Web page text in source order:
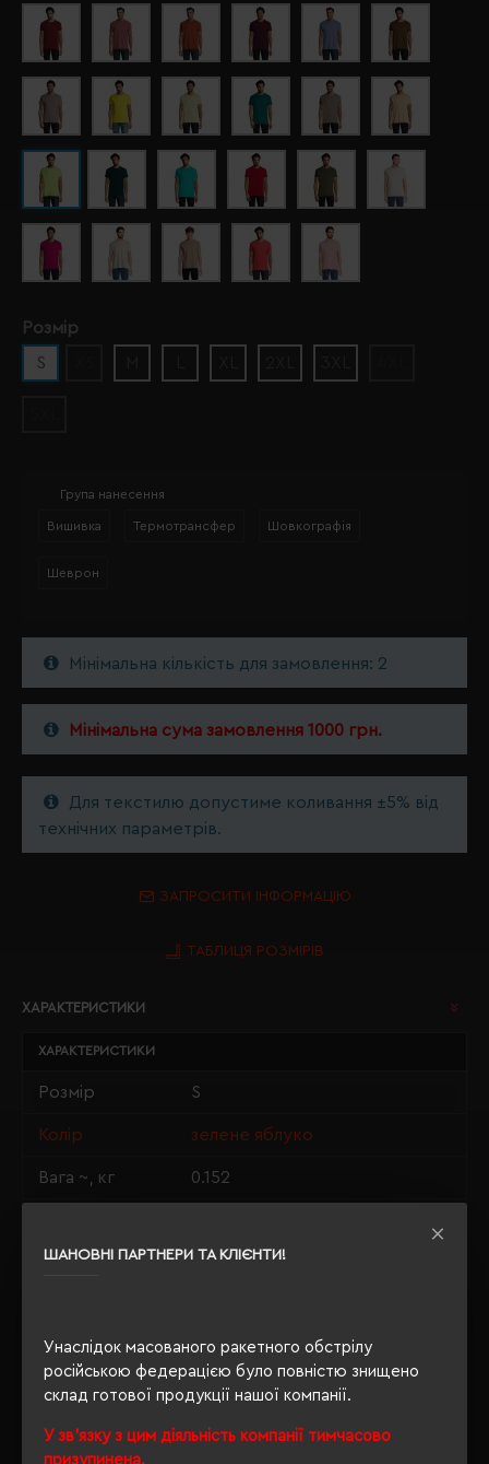
ШАНОВНІ ПАРТНЕРИ ТА КЛІЄНТИ!
Унаслідок масованого ракетного обстрілу
російською федерацією було повністю знищено
склад готової продукції нашої компанії.
У зв'язку з цим діяльність компанії тимчасово
призупинена.
Розмір
S
Група нанесення
Вишивка Термотрансфер Шовкографія
Шеврон
Мінімальна кількість для замовлення: 2
Мінімальна сума замовлення 1000 грн.
Для текстилю допустиме коливання ±5% від
технічних параметрів.
ЗАПРОСИТИ ІНФОРМАЦІЮ
ТАБЛИЦЯ РОЗМІРІВ
ХАРАКТЕРИСТИКИ
ХАРАКТЕРИСТИКИ
Розмір S
Колір зелене яблуко
Вага ~, кг 0.152
Стать унісекс
Щільність 190 г/м²
Розпакування